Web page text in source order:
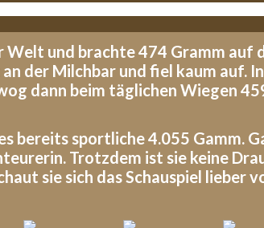
Welt und brachte 474 Gramm auf
der Milchbar und fiel kaum auf.
dann beim täglichen Wiegen
bereits sportliche 4.055 Gamm.
Trotzdem ist sie keine
sie sich das Schauspiel lieber